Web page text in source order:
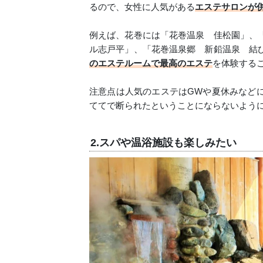
るので、女性に人気があるエステサロンが
例えば、花巻には「花巻温泉 佳松園」
ル志戸平」、「花巻温泉郷 新鉛温泉 結
のエステルームで最高のエステを体験する
注意点は人気のエステはGWや夏休みなど
ててで断られたということにならないよう
2.スパや温浴施設も楽しみたい